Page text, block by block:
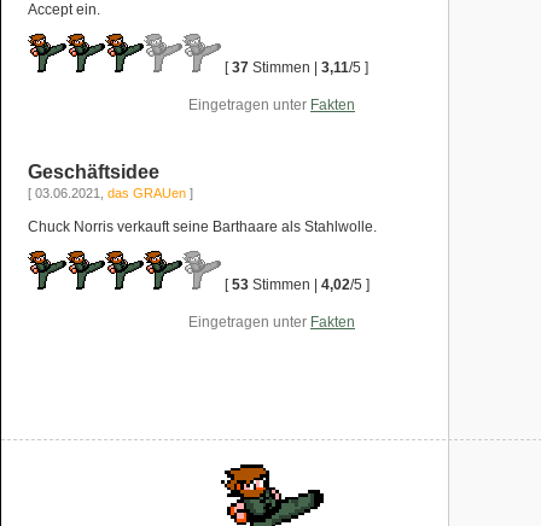
Accept ein.
[37 Stimmen |3,11/5 ]
Eingetragen unter Fakten
Geschäftsidee
[ 03.06.2021,das GRAUen ]
Chuck Norris verkauft seine Barthaare als Stahlwolle.
[53 Stimmen |4,02/5 ]
Eingetragen unter Fakten